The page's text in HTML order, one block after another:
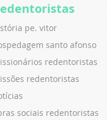
pe. vitor
santo afonso
redentoristas
redentoristas
sociais redentoristas